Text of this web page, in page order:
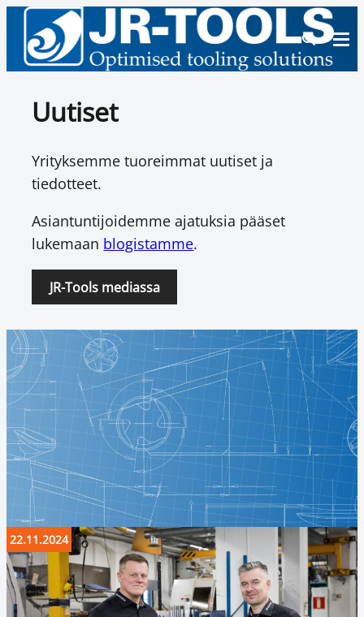
Uutiset
Yrityksemme tuoreimmat uutiset ja
tiedotteet.
Asiantuntijoidemme ajatuksia pääset
lukemaan blogistamme.
JR-Tools mediassa
22.11.2024